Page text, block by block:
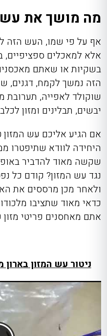
מה מושך את עש
אף על פי שמו, העש הזה
אלא למאכלים ספציפיים,
בשקיות או שאתם
הזה נמשך לקמח, דגנים,
שוקולד לאפייה, תערובת
יבשים, תבלינים ומזון
אם הגיע אליכם עש המזון
היחידה לוודא שתיפטרו
שקשה מאוד להדביר
נגד עש המזון? קודם כל
ולאחר מכן מרססים את
כדאי מאוד שתציבו
אתם מאחסנים פריטי
ניטור עש המזון